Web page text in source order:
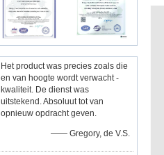
Het product was precies zoals die
en van hoogte wordt verwacht -
kwaliteit. De dienst was
uitstekend. Absoluut tot van
opnieuw opdracht geven.
—— Gregory, de V.S.